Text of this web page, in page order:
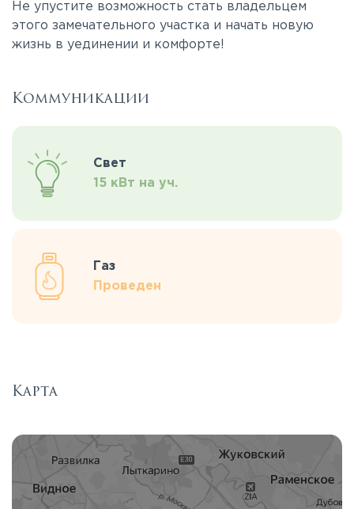
Не упустите возможность стать владельцем
этого замечательного участка и начать новую
жизнь в уединении и комфорте!
Коммуникации
Свет
15 кВт на уч.
Газ
Проведен
Карта